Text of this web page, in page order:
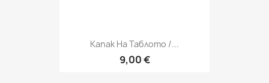
Капак На Таблото /...
9,00 €